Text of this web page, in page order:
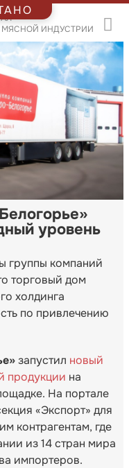
ИНДУСТРИИ
уровень
группы компаний
торговый дом
холдинга
по привлечению
запустил новый
продукции на
На портале
«Экспорт» для
контрагентам, где
из 14 стран мира
импортеров.